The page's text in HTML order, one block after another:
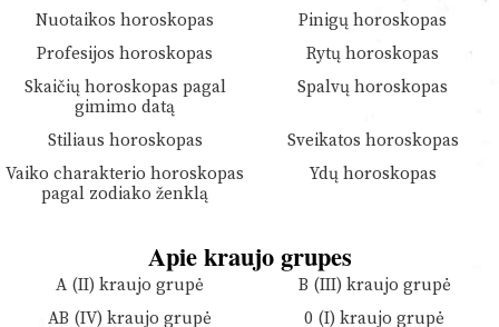
Nuotaikos horoskopas
Pinigų horoskopas
Profesijos horoskopas
Rytų horoskopas
Skaičių horoskopas pagal
gimimo datą
Spalvų horoskopas
Stiliaus horoskopas
Sveikatos horoskopas
Vaiko charakterio horoskopas
pagal zodiako ženklą
Ydų horoskopas
Apie kraujo grupes
A (II) kraujo grupė
B (III) kraujo grupė
AB (IV) kraujo grupė
0 (I) kraujo grupė